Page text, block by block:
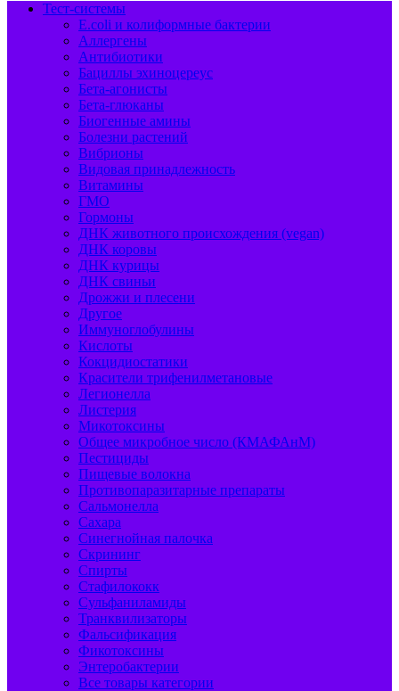
Тест-системы
E.coli и колиформные бактерии
Аллергены
Антибиотики
Бациллы эхиноцереус
Бета-агонисты
Бета-глюканы
Биогенные амины
Болезни растений
Вибрионы
Видовая принадлежность
Витамины
ГМО
Гормоны
ДНК животного происхождения (vegan)
ДНК коровы
ДНК курицы
ДНК свиньи
Дрожжи и плесени
Другое
Иммуноглобулины
Кислоты
Кокцидиостатики
Красители трифенилметановые
Легионелла
Листерия
Микотоксины
Общее микробное число (КМАФАнМ)
Пестициды
Пищевые волокна
Противопаразитарные препараты
Сальмонелла
Сахара
Синегнойная палочка
Скрининг
Спирты
Стафилококк
Сульфаниламиды
Транквилизаторы
Фальсификация
Фикотоксины
Энтеробактерии
Все товары категории